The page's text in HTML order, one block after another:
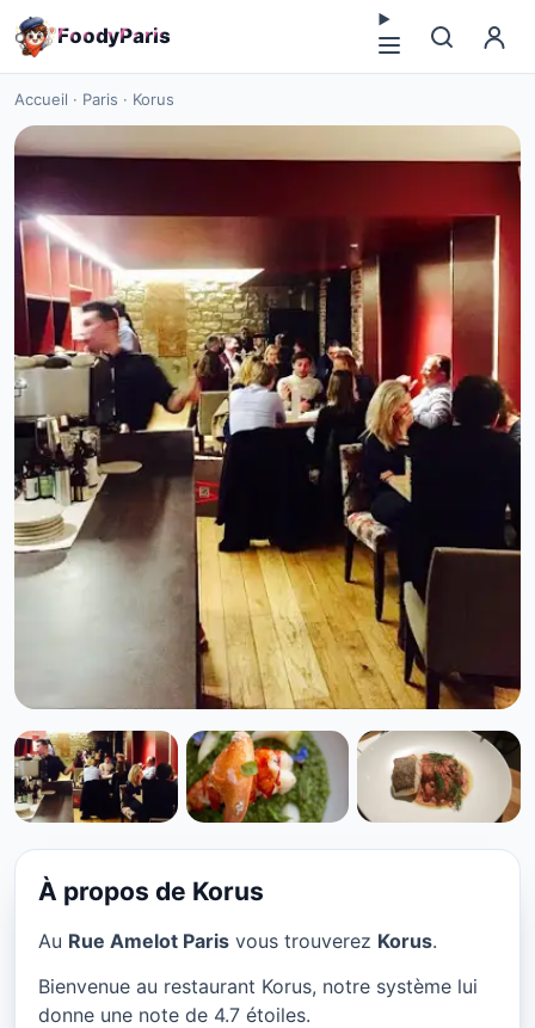
FoodyParis
Accueil · Paris · Korus
CUISINE EUROPÉENNE
Korus à Paris
★ 4.7/5
À propos de Korus
Au Rue Amelot Paris vous trouverez Korus.
Bienvenue au restaurant Korus, notre système lui
donne une note de 4.7 étoiles.